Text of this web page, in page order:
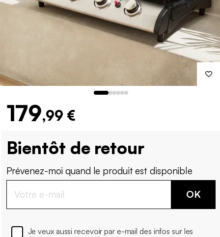
179,99 €
Bientôt de retour
Prévenez-moi quand le produit est disponible
OK
Je veux aussi recevoir par e-mail des infos sur les